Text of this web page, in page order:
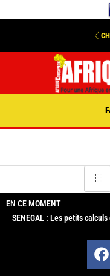
EN CE MOMENT
SENEGAL : Les petits